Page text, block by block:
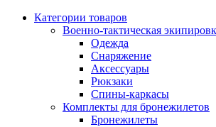
Категории товаров
Военно-тактическая
Одежда
Снаряжение
Аксессуары
Рюкзаки
Спины-каркасы
Комплекты для бронежилетов
Бронежилеты